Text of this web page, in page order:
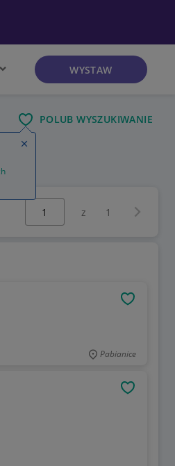
WYSTAW
POLUB WYSZUKIWANIE
Wybierz stronę:
z 1
Pabianice
Zamknij wskazówkę